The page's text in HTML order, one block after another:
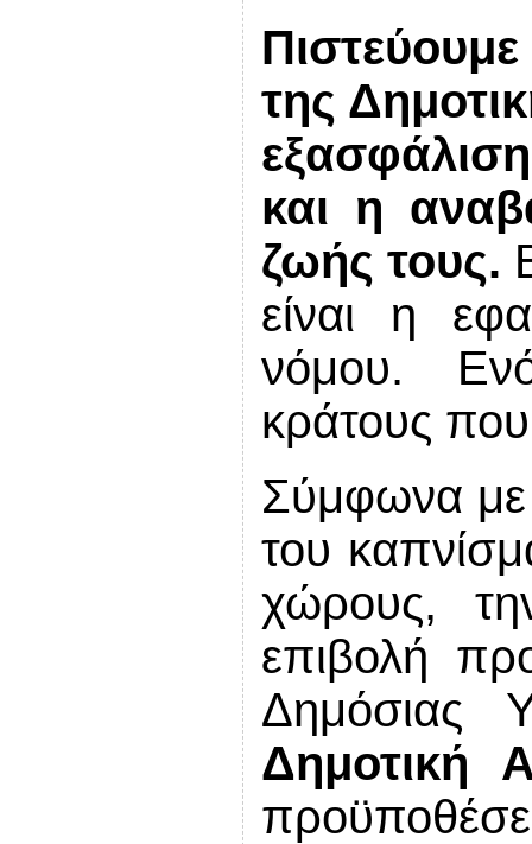
της
και η
ζωής τους.
είναι η
νόμου.
κράτους που
Σύμφωνα με
του
χώρους,
επιβολή
Δημόσιας
Δημοτική